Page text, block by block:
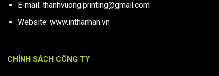
E-mail: thanhvuong.printing@gmail.com
Website: www.inthanhan.vn
CHÍNH SÁCH CÔNG TY